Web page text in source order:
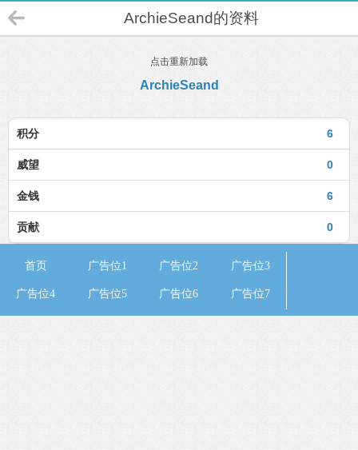
ArchieSeand的资料
点击重新加载
ArchieSeand
6
积分
0
威望
6
金钱
0
贡献
首页 广告位1 广告位2 广告位3
广告位4 广告位5 广告位6 广告位7